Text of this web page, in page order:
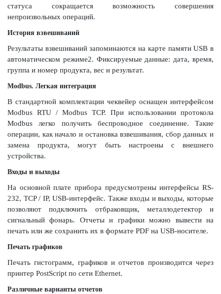
статуса сокращается возможность совершения
непроизвольных операций.
История взвешиваний
Результаты взвешиваний запоминаются на карте памяти USB в
автоматическом режиме2. Фиксируемые данные: дата, время,
группа и номер продукта, вес и результат.
Modbus. Легкая интеграция
В стандартной комплектации чеквейер оснащен интерфейсом
Modbus RTU / Modbus ТСР. При использовании протокола
Modbus легко получить беспроводное соединение. Такие
операции, как начало и остановка взвешивания, сбор данных и
замена продукта, могут быть настроены с внешнего
устройства.
Входы и выходы
На основной плате прибора предусмотрены интерфейсы RS-
232, TCP / IP, USB-интерфейс. Также входы и выходы, которые
позволяют подключить отбраковщик, металлодетектор и
сигнальный фонарь. Отчеты и графики можно вывести на
печать или же сохранить их в формате PDF на USВ-носителе.
Печать графиков
Печать гистограмм, графиков и отчетов производится через
принтер PostScript по сети Ethernet.
Различные варианты отчетов